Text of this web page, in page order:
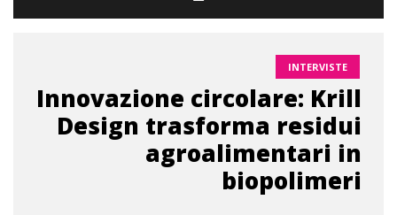
INTERVISTE
Innovazione circolare: Krill
Design trasforma residui
agroalimentari in
biopolimeri